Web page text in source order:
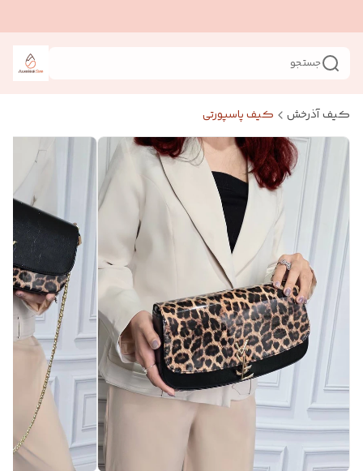
جستجو
کیف آذرخش کیف پاسپورتی